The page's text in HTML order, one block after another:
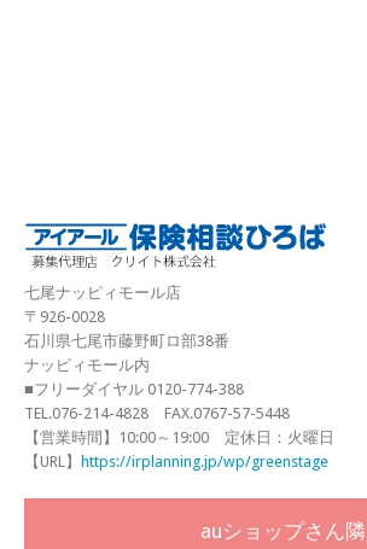
七尾ナッピィモール店
〒926-0028
石川県七尾市藤野町ロ部38番
ナッピィモール内
■フリーダイヤル 0120-774-388
TEL.076-214-4828 FAX.0767-57-5448
【営業時間】10:00～19:00 定休日：火曜日
【URL】 https://irplanning.jp/wp/greenstage
auショップさん隣